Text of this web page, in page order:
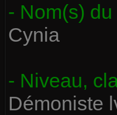
- Nom(s)
Cynia
- Niveau,
Démoniste